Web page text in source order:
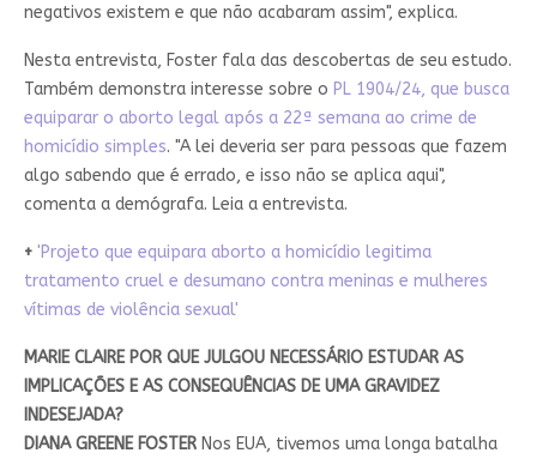
negativos existem e que não acabaram assim", explica.
Nesta entrevista, Foster fala das descobertas de seu estudo.
Também demonstra interesse sobre o PL 1904/24, que busca
equiparar o aborto legal após a 22ª semana ao crime de
homicídio simples. "A lei deveria ser para pessoas que fazem
algo sabendo que é errado, e isso não se aplica aqui",
comenta a demógrafa. Leia a entrevista.
+ 'Projeto que equipara aborto a homicídio legitima
tratamento cruel e desumano contra meninas e mulheres
vítimas de violência sexual'
MARIE CLAIRE POR QUE JULGOU NECESSÁRIO ESTUDAR AS
IMPLICAÇÕES E AS CONSEQUÊNCIAS DE UMA GRAVIDEZ
INDESEJADA?
DIANA GREENE FOSTER Nos EUA, tivemos uma longa batalha